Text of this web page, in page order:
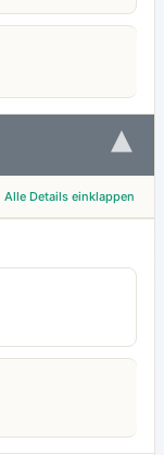
▾
Alle Details einklappen